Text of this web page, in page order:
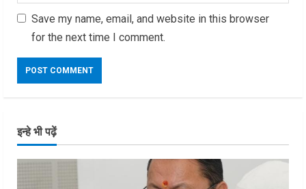
Save my name, email, and website in this browser
for the next time I comment.
इन्हे भी पढ़ें